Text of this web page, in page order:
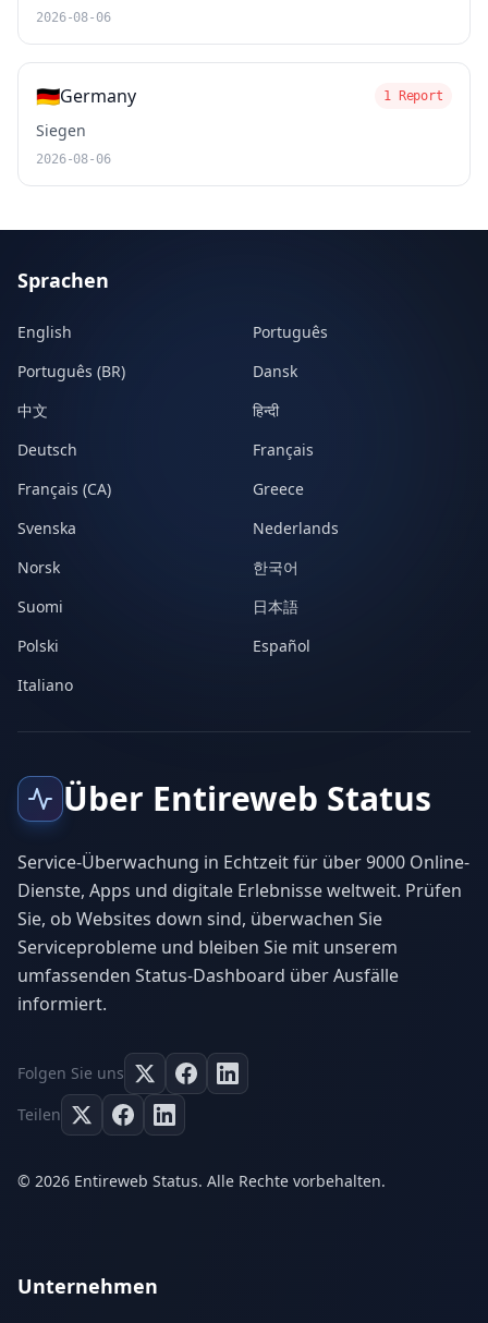
2026-08-06
🇩🇪Germany 1 Report
Siegen
2026-08-06
Sprachen
English
Português
Português (BR)
Dansk
中文
हिन्दी
Deutsch
Français
Français (CA)
Greece
Svenska
Nederlands
Norsk
한국어
Suomi
日本語
Polski
Español
Italiano
Über Entireweb Status
Service-Überwachung in Echtzeit für über 9000 Online-
Dienste, Apps und digitale Erlebnisse weltweit. Prüfen
Sie, ob Websites down sind, überwachen Sie
Serviceprobleme und bleiben Sie mit unserem
umfassenden Status-Dashboard über Ausfälle
informiert.
Folgen Sie uns
Teilen
© 2026 Entireweb Status. Alle Rechte vorbehalten.
Unternehmen